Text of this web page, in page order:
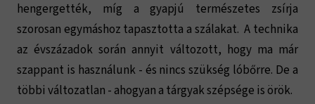
hengergették, míg a gyapjú természetes zsírja
szorosan egymáshoz tapasztotta a szálakat. A technika
az évszázadok során annyit változott, hogy ma már
szappant is használunk - és nincs szükség lóbőrre. De a
többi változatlan - ahogyan a tárgyak szépsége is örök.